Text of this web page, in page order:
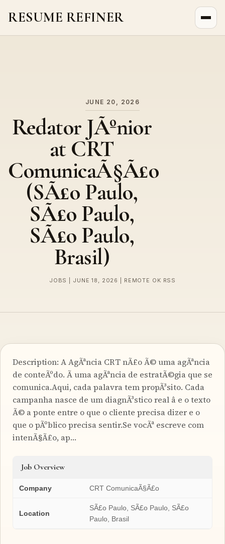
RESUME REFINER
JUNE 20, 2026
Redator JÃºnior
at CRT
ComunicaÃ§Ã£o
(SÃ£o Paulo,
SÃ£o Paulo,
SÃ£o Paulo,
Brasil)
JOBS | JUNE 18, 2026 | REMOTE OK RSS
Description: A AgÃªncia CRT nÃ£o Ã© uma agÃªncia
de conteÃºdo. Ã uma agÃªncia de estratÃ©gia que se
comunica.Aqui, cada palavra tem propÃ³sito. Cada
campanha nasce de um diagnÃ³stico real â e o texto
Ã© a ponte entre o que o cliente precisa dizer e o
que o pÃºblico precisa sentir.Se vocÃª escreve com
intenÃ§Ã£o, ap…
Job Overview
Company CRT ComunicaÃ§Ã£o
Location
SÃ£o Paulo, SÃ£o Paulo, SÃ£o
Paulo, Brasil